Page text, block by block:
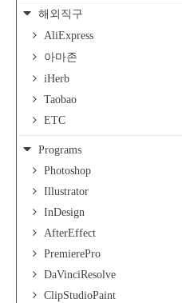
해외직구
AliExpress
아마존
iHerb
Taobao
ETC
Programs
Photoshop
Illustrator
InDesign
AfterEffect
PremierePro
DaVinciResolve
ClipStudioPaint